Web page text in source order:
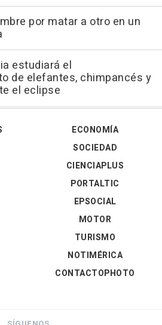
por matar a otro en un
estudiará el
de elefantes, chimpancés y
el eclipse
ECONOMÍA
SOCIEDAD
CIENCIAPLUS
PORTALTIC
EPSOCIAL
MOTOR
TURISMO
NOTIMÉRICA
CONTACTOPHOTO